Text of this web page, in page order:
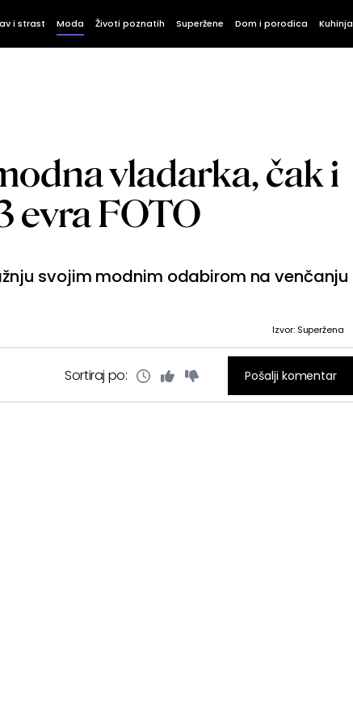
i strast Moda Životi poznatih Superžene Dom i porodica Kuhinja
vladarka, čak i
evra FOTO
svojim modnim odabirom na venčanju
Izvor: Superžena
Sortiraj po: Pošalji komentar